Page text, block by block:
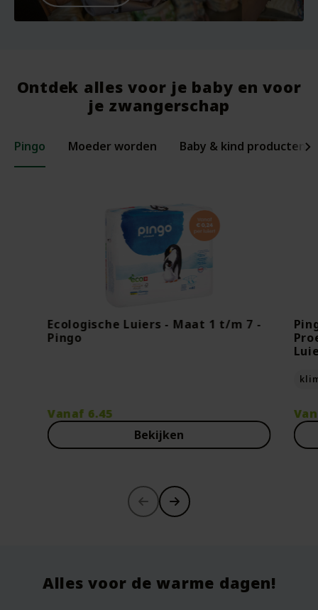
Ontdek alles voor je baby en voor
je zwangerschap
Pingo Moeder worden Baby & kind producten
Ecologische Luiers - Maat 1 t/m 7 -
Pingo
Vanaf 6.45
Bekijken
Alles voor de warme dagen!